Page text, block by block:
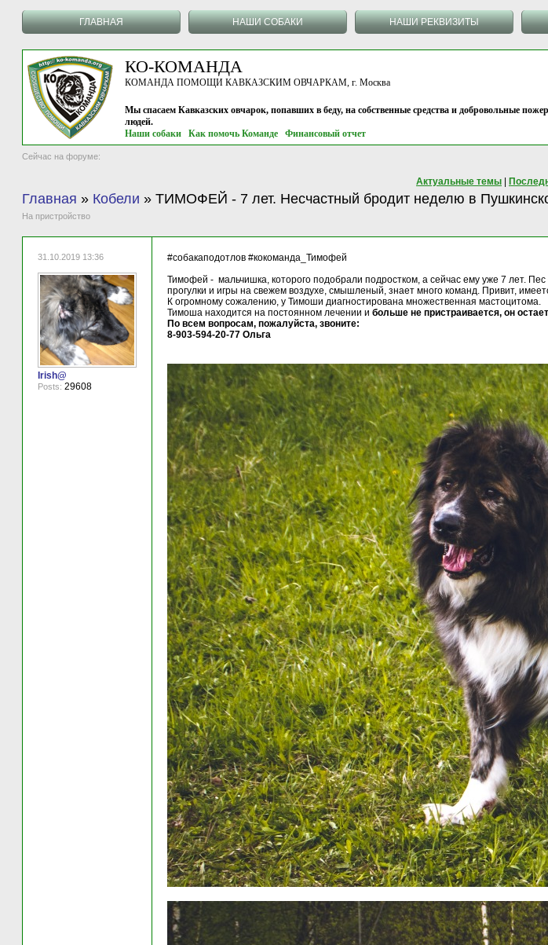
ГЛАВНАЯ НАШИ СОБАКИ НАШИ РЕКВИЗИТЫ
КО-КОМАНДА
КОМАНДА ПОМОЩИ КАВКАЗСКИМ ОВЧАРКАМ, г. Москва
Мы спасаем Кавказских овчарок, попавших в беду, на собственные средства и добровольные
людей.
Наши собаки
Как помочь Команде Финансовый отчет
Сейчас на форуме:
Актуальные темы
Главная » Кобели » ТИМОФЕЙ - 7 лет. Несчастный бродит неделю в
На пристройство
31.10.2019 13:36
Irish@
Posts: 29608
#собакаподотлов #кокоманда_Тимофей
Тимофей - мальчишка, которого подобрали подростком, а сейчас ему уже 7 лет.
прогулки и игры на свежем воздухе, смышленый, знает много команд. Привит,
К огромному сожалению, у Тимоши диагностирована множественная мастоцитома.
Тимоша находится на постоянном лечении и больше не пристраивается, он
По всем вопросам, пожалуйста, звоните:
8-903-594-20-77 Ольга